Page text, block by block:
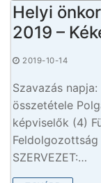
Helyi
2019 –
2019-10-14
Szavazás
összetétele
képviselők (4)
Feldolgozottság
SZERVEZET:…